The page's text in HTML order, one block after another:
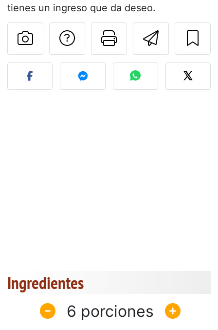
tienes un ingreso que da deseo.
Imprimir
Preguntar al autor
Publicar la foto de esta
Ingredientes
6